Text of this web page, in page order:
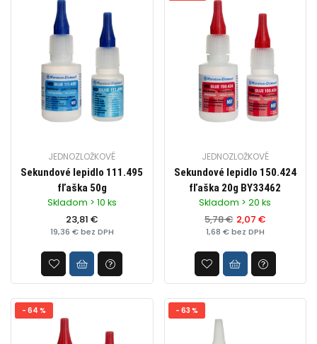
JEDNOZLOŽKOVÉ
Sekundové lepidlo 111.495
fľaška 50g
Skladom > 10 ks
23,81 €
19,36 € bez DPH
JEDNOZLOŽKOVÉ
Sekundové lepidlo 150.424
fľaška 20g BY33462
Skladom > 20 ks
5,78 € 2,07 €
1,68 € bez DPH
- 64 % - 63 %